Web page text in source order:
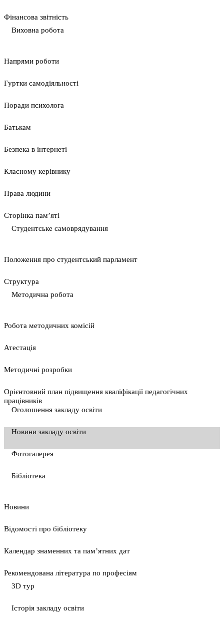
Фінансова звітність
Виховна робота
Напрями роботи
Гуртки самодіяльності
Поради психолога
Батькам
Безпека в інтернеті
Класному керівнику
Права людини
Сторінка пам’яті
Студентське самоврядування
Положення про студентський парламент
Cтруктура
Методична робота
Pобота методичних комісій
Атестація
Методичні розробки
Орієнтовний план підвищення кваліфікації педагогічних
працівників
Оголошення закладу освіти
Новини закладу освіти
Фотогалерея
Бібліотека
Новини
Відомості про бібліотеку
Календар знаменних та пам’ятних дат
Рекомендована література по професіям
3D тур
Історія закладу освіти